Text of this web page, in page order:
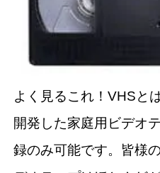
よく見るこれ！VHSと
開発した家庭用ビデオ
録のみ可能です。皆様